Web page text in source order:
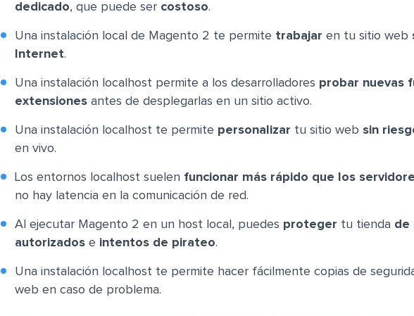
dedicado, que puede ser costoso.
Una instalación local de Magento 2 te permite trabajar en tu sitio web
Internet.
Una instalación localhost permite a los desarrolladores probar nuevas
extensiones antes de desplegarlas en un sitio activo.
Una instalación localhost te permite personalizar tu sitio web sin
en vivo.
Los entornos localhost suelen funcionar más rápido que los
no hay latencia en la comunicación de red.
Al ejecutar Magento 2 en un host local, puedes proteger tu tienda de
autorizados e intentos de pirateo.
Una instalación localhost te permite hacer fácilmente copias de
web en caso de problema.